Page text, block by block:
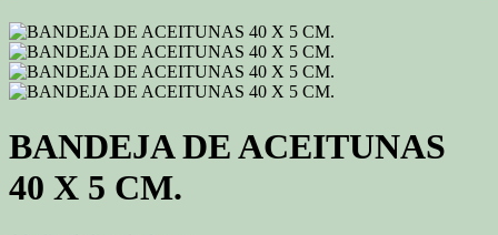
BANDEJA DE ACEITUNAS
40 X 5 CM.